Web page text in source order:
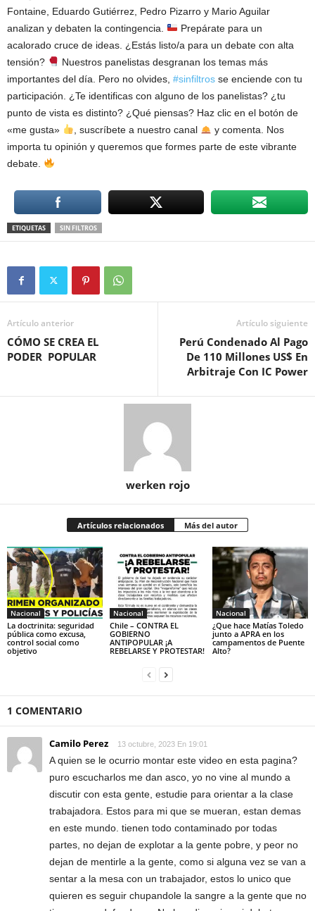
Fontaine, Eduardo Gutiérrez, Pedro Pizarro y Mario Aguilar
analizan y debaten la contingencia.
Prepárate para un
acalorado cruce de ideas. ¿Estás listo/a para un debate con alta
tensión?
Nuestros panelistas desgranan los temas más
importantes del día. Pero no olvides, #sinfiltros se enciende con tu
participación. ¿Te identificas con alguno de los panelistas? ¿tu
punto de vista es distinto? ¿Qué piensas? Haz clic en el botón de
«me gusta»
, suscríbete a nuestro canal
y comenta. Nos
importa tu opinión y queremos que formes parte de este vibrante
debate.
ETIQUETAS SIN FILTROS
Artículo anterior
CÓMO SE CREA EL
PODER POPULAR
Artículo siguiente
Perú Condenado Al Pago
De 110 Millones US$ En
Arbitraje Con IC Power
werken rojo
Artículos relacionados Más del autor
Nacional
La doctrinita: seguridad
pública como excusa,
control social como
objetivo
Nacional
Chile – CONTRA EL
GOBIERNO
ANTIPOPULAR ¡A
REBELARSE Y PROTESTAR!
Nacional
¿Que hace Matías Toledo
junto a APRA en los
campamentos de Puente
Alto?
1 COMENTARIO
Camilo Perez 13 octubre, 2023 En 19:01
A quien se le ocurrio montar este video en esta pagina?
puro escucharlos me dan asco, yo no vine al mundo a
discutir con esta gente, estudie para orientar a la clase
trabajadora. Estos para mi que se mueran, estan demas
en este mundo. tienen todo contaminado por todas
partes, no dejan de explotar a la gente pobre, y peor no
dejan de mentirle a la gente, como si alguna vez se van a
sentar a la mesa con un trabajador, estos lo unico que
quieren es seguir chupandole la sangre a la gente que no